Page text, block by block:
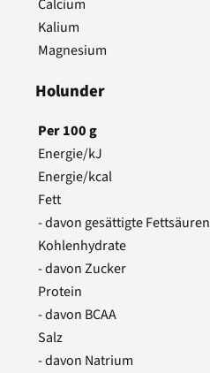
Calcium
Kalium
Magnesium
Holunder
Per100g
Energie/kJ
Energie/kcal
Fett
- davon gesättigte Fettsäuren
Kohlenhydrate
- davon Zucker
Protein
- davon BCAA
Salz
- davon Natrium